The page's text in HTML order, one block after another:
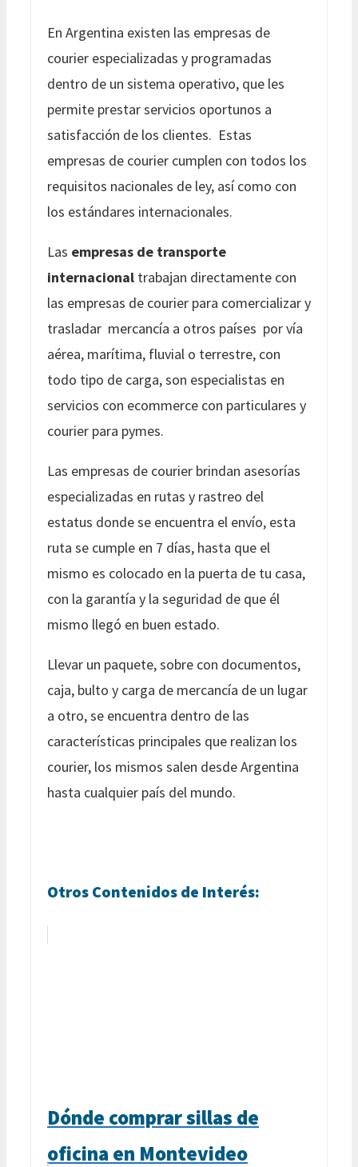
En Argentina existen las empresas de
courier especializadas y programadas
dentro de un sistema operativo, que les
permite prestar servicios oportunos a
satisfacción de los clientes. Estas
empresas de courier cumplen con todos los
requisitos nacionales de ley, así como con
los estándares internacionales.
Las empresas de transporte
internacional trabajan directamente con
las empresas de courier para comercializar y
trasladar mercancía a otros países por vía
aérea, marítima, fluvial o terrestre, con
todo tipo de carga, son especialistas en
servicios con ecommerce con particulares y
courier para pymes.
Las empresas de courier brindan asesorías
especializadas en rutas y rastreo del
estatus donde se encuentra el envío, esta
ruta se cumple en 7 días, hasta que el
mismo es colocado en la puerta de tu casa,
con la garantía y la seguridad de que él
mismo llegó en buen estado.
Llevar un paquete, sobre con documentos,
caja, bulto y carga de mercancía de un lugar
a otro, se encuentra dentro de las
características principales que realizan los
courier, los mismos salen desde Argentina
hasta cualquier país del mundo.
Otros Contenidos de Interés:
Dónde comprar sillas de
oficina en Montevideo